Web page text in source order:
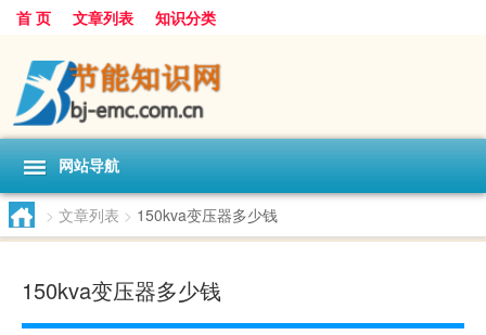
首 页 文章列表 知识分类
网站导航
> 文章列表 > 150kva变压器多少钱
150kva变压器多少钱